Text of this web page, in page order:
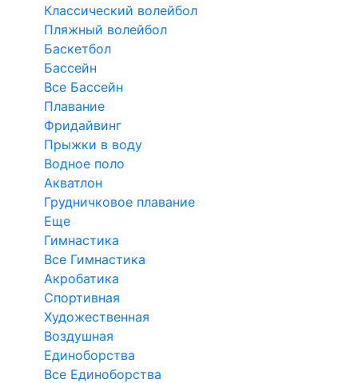
Классический волейбол
Пляжный волейбол
Баскетбол
Бассейн
Все Бассейн
Плавание
Фридайвинг
Прыжки в воду
Водное поло
Акватлон
Грудничковое плавание
Еще
Гимнастика
Все Гимнастика
Акробатика
Спортивная
Художественная
Воздушная
Единоборства
Все Единоборства